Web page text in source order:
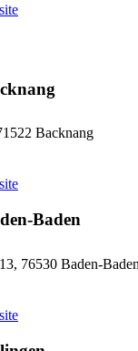
Backnang
Baden
76530 Baden-Baden